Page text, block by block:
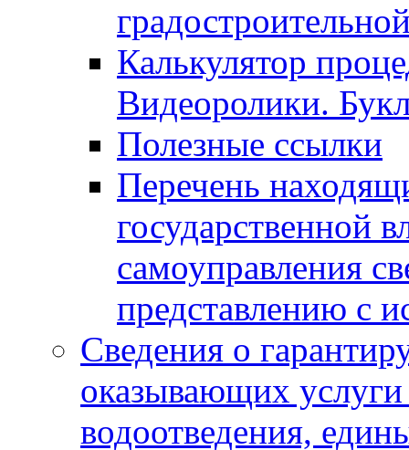
Калькулятор
Видеоролики.
Полезные ссылки
Перечень
государственной
самоуправления
представлению с
Сведения о
оказывающих
водоотведения,